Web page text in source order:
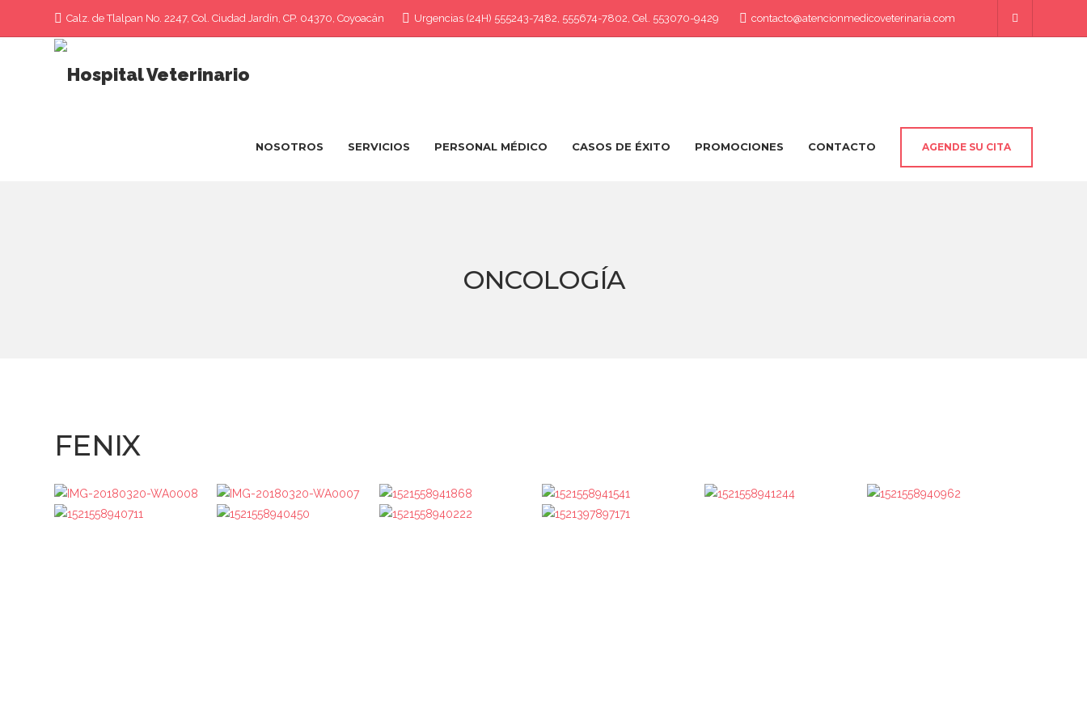
Calz. de Tlalpan No. 2247, Col. Ciudad Jardín, CP. 04370, Coyoacán Urgencias (24H) 555243-7482, 555674-7802, Cel. 553070-9429 contacto@atencionmedicoveterinaria.com
NOSOTROS SERVICIOS PERSONAL MÉDICO CASOS DE ÉXITO PROMOCIONES CONTACTO AGENDE SU CITA
ONCOLOGÍA
FENIX